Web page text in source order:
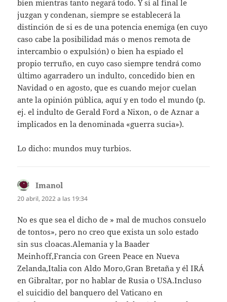
bien mientras tanto negará todo. Y si al final le
juzgan y condenan, siempre se establecerá la
distinción de si es de una potencia enemiga (en cuyo
caso cabe la posibilidad más o menos remota de
intercambio o expulsión) o bien ha espiado el
propio terruño, en cuyo caso siempre tendrá como
último agarradero un indulto, concedido bien en
Navidad o en agosto, que es cuando mejor cuelan
ante la opinión pública, aquí y en todo el mundo (p.
ej. el indulto de Gerald Ford a Nixon, o de Aznar a
implicados en la denominada «guerra sucia»).
Lo dicho: mundos muy turbios.
Imanol
20 abril, 2022 a las 19:34
No es que sea el dicho de » mal de muchos consuelo
de tontos», pero no creo que exista un solo estado
sin sus cloacas.Alemania y la Baader
Meinhoff,Francia con Green Peace en Nueva
Zelanda,Italia con Aldo Moro,Gran Bretaña y él IRÁ
en Gibraltar, por no hablar de Rusia o USA.Incluso
el suicidio del banquero del Vaticano en